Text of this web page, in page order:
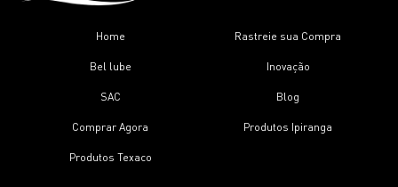
Home Rastreie sua Compra
Bel lube Inovação
SAC Blog
Comprar Agora Produtos Ipiranga
Produtos Texaco